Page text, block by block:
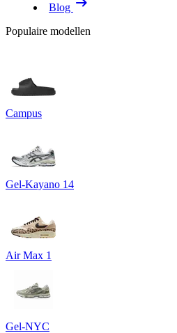
Blog
Populaire modellen
Campus
Gel-Kayano 14
Air Max 1
Gel-NYC